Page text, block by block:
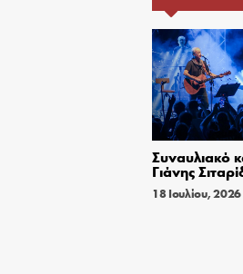
Συναυλιακό
Γιάνης
18 Ιουλίου, 2026